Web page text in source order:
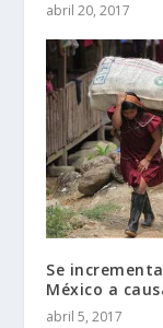
abril 20, 2017
Se
México a
abril 5, 2017